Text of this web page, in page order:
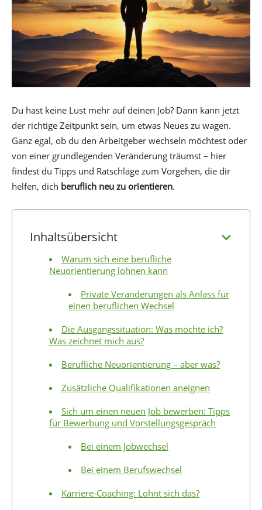
Du hast keine Lust mehr auf deinen Job? Dann kann jetzt
der richtige Zeitpunkt sein, um etwas Neues zu wagen.
Ganz egal, ob du den Arbeitgeber wechseln möchtest oder
von einer grundlegenden Veränderung träumst – hier
findest du Tipps und Ratschläge zum Vorgehen, die dir
helfen, dich beruflich neu zu orientieren.
Inhaltsübersicht
Warum sich eine berufliche
Neuorientierung lohnen kann
Private Veränderungen als Anlass für
einen beruflichen Wechsel
Die Ausgangssituation: Was möchte ich?
Was zeichnet mich aus?
Berufliche Neuorientierung – aber was?
Zusätzliche Qualifikationen aneignen
Sich um einen neuen Job bewerben: Tipps
für Bewerbung und Vorstellungsgespräch
Bei einem Jobwechsel
Bei einem Berufswechsel
Karriere-Coaching: Lohnt sich das?